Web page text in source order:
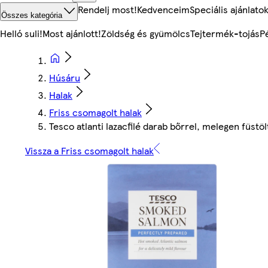
Összes kategória Rendelj most!KedvenceimSpeciális ajánlatok
Helló suli!Most ajánlott!Zöldség és gyümölcsTejtermék-tojás
Húsáru
Halak
Friss csomagolt halak
Tesco atlanti lazacfilé darab bőrrel, melegen
Vissza a Friss csomagolt halak